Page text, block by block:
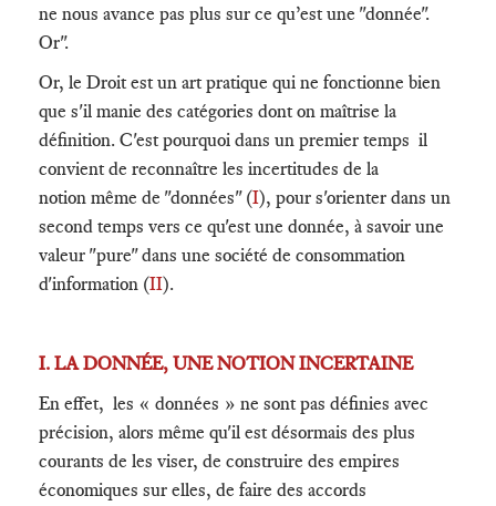
ne nous avance pas plus sur ce qu’est une "donnée".
Or".
Or, le Droit est un art pratique qui ne fonctionne bien
que s'il manie des catégories dont on maîtrise la
définition. C'est pourquoi dans un premier temps il
convient de reconnaître les incertitudes de la
notion même de "données" (I), pour s'orienter dans un
second temps vers ce qu'est une donnée, à savoir une
valeur "pure" dans une société de consommation
d'information (II).
I. LA DONNÉE, UNE NOTION INCERTAINE
En effet, les « données » ne sont pas définies avec
précision, alors même qu'il est désormais des plus
courants de les viser, de construire des empires
économiques sur elles, de faire des accords